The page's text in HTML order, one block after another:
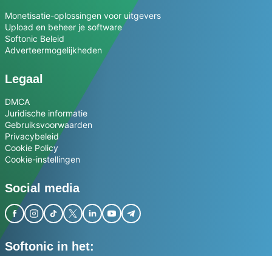
Monetisatie-oplossingen voor uitgevers
Upload en beheer je software
Softonic Beleid
Adverteermogelijkheden
Legaal
DMCA
Juridische informatie
Gebruiksvoorwaarden
Privacybeleid
Cookie Policy
Cookie-instellingen
Social media
Softonic in het: